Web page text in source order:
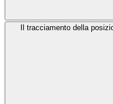
Il tracciamento della